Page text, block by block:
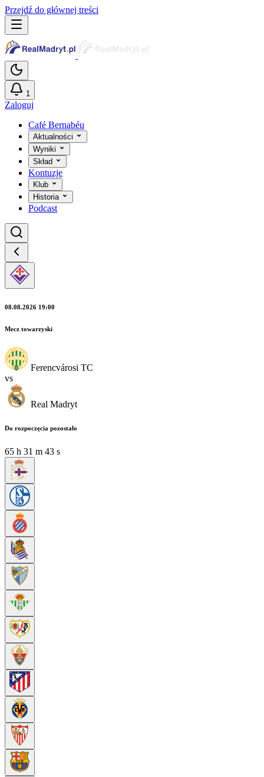
Przejdź do głównej treści
1
Zaloguj
Café Bernabéu
Aktualności
Wyniki
Skład
Kontuzje
Klub
Historia
Podcast
08.08.2026 19:00
Mecz towarzyski
Ferencvárosi TC
vs
Real Madryt
Do rozpoczęcia pozostało
65 h 31 m 41 s